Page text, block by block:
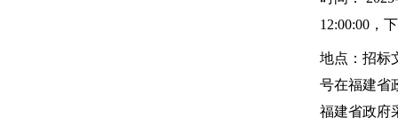
12:00:00，
地点：招标
号在福建省
福建省政府